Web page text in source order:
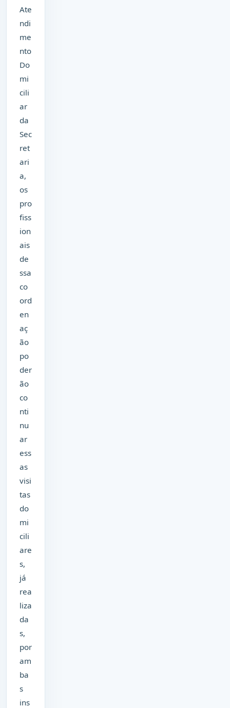
Ate
ndi
me
nto
Do
mi
cili
ar
da
Sec
ret
ari
a,
os
pro
fiss
ion
ais
de
ssa
co
ord
en
aç
ão
po
der
ão
co
nti
nu
ar
ess
as
visi
tas
do
mi
cili
are
s,
já
rea
liza
da
s,
por
am
ba
s
ins